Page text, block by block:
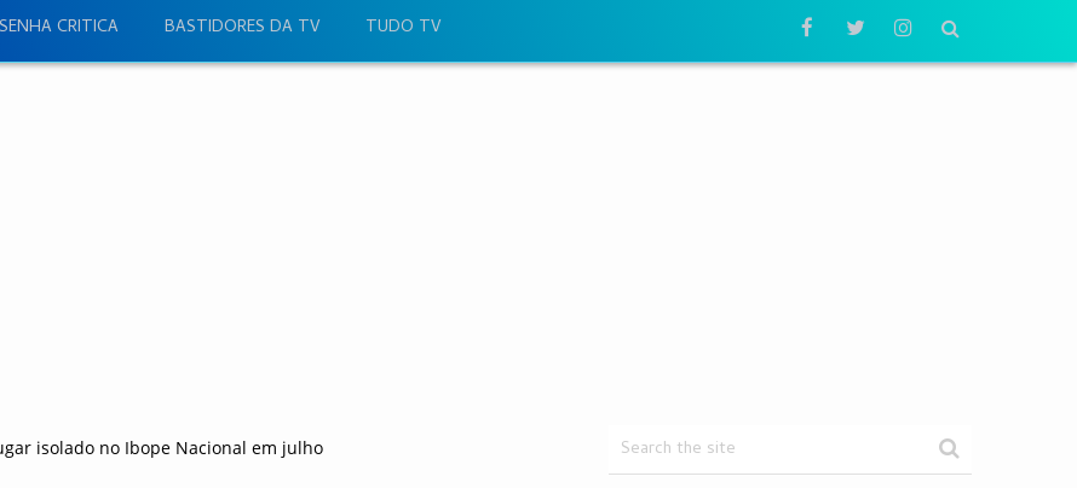
CRITICA BASTIDORES DA TV TUDO TV
isolado no Ibope Nacional em julho